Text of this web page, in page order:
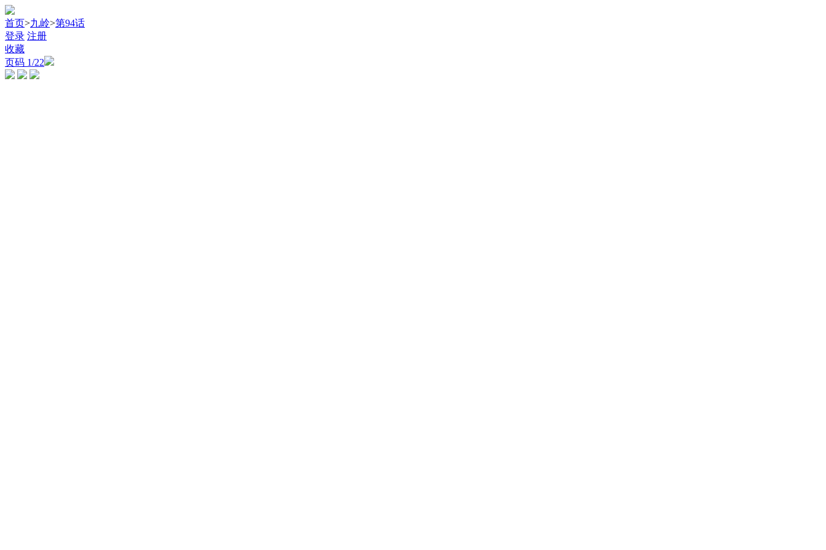
首页>九岭>第94话
登录 注册
收藏
页码 1/22